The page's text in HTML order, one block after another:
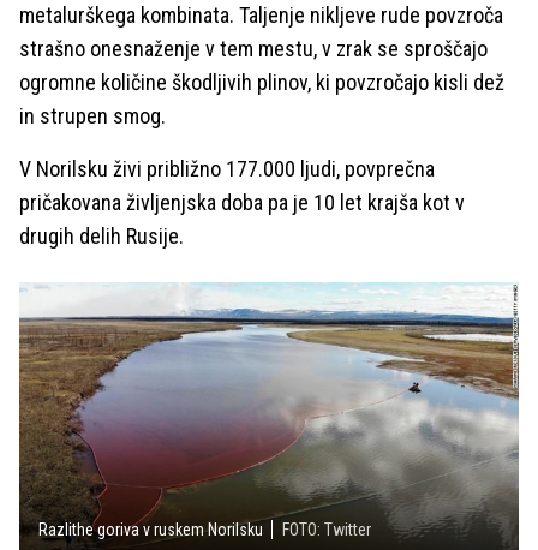
metalurškega kombinata. Taljenje nikljeve rude povzroča
strašno onesnaženje v tem mestu, v zrak se sproščajo
ogromne količine škodljivih plinov, ki povzročajo kisli dež
in strupen smog.
V Norilsku živi približno 177.000 ljudi, povprečna
pričakovana življenjska doba pa je 10 let krajša kot v
drugih delih Rusije.
Razlithe goriva v ruskem Norilsku FOTO: Twitter